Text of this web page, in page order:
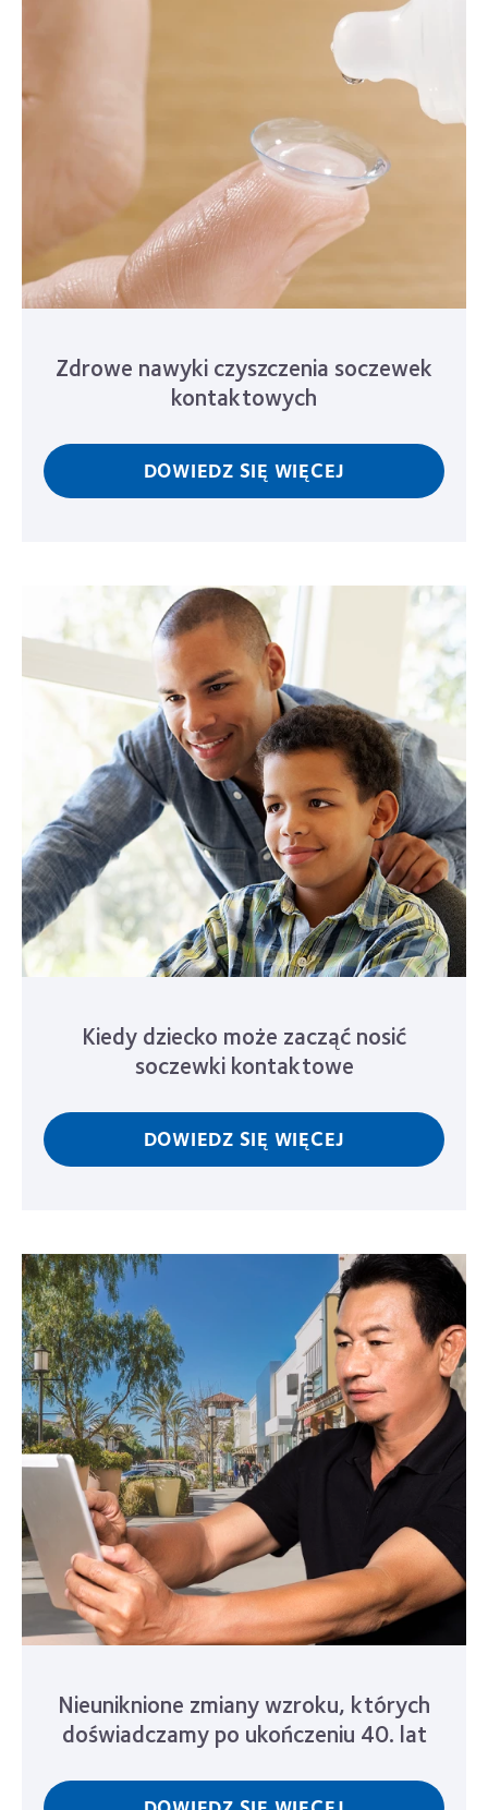
Zdrowe nawyki czyszczenia soczewek
kontaktowych
DOWIEDZ SIĘ WIĘCEJ
Kiedy dziecko może zacząć nosić
soczewki kontaktowe
DOWIEDZ SIĘ WIĘCEJ
Nieuniknione zmiany wzroku, których
doświadczamy po ukończeniu 40. lat